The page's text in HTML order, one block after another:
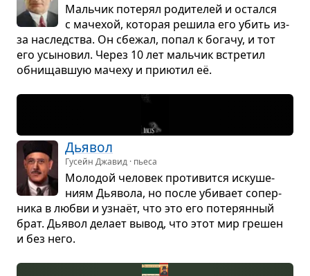
Маль­чик поте­рял роди­те­лей и остался
с маче­хой, кото­рая решила его убить из-
за наслед­ства. Он сбе­жал, попал к богачу, и тот
его усы­но­вил. Через 10 лет маль­чик встре­тил
обни­щав­шую мачеху и при­ю­тил её.
Дья­вол
Гусейн Джавид · пьеса
Моло­дой чело­век про­ти­вится иску­ше­
ниям Дья­вола, но после уби­вает сопер­
ника в любви и узнаёт, что это его поте­рян­ный
брат. Дья­вол делает вывод, что этот мир гре­шен
и без него.